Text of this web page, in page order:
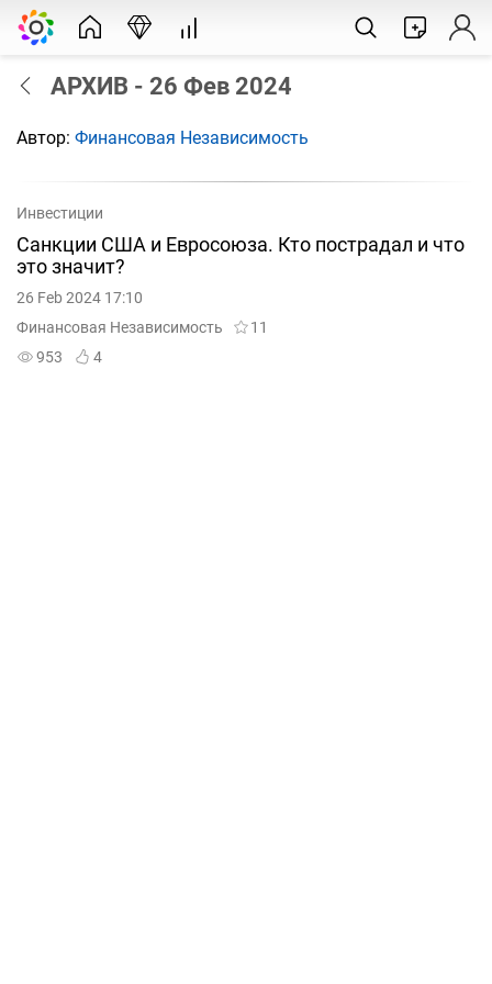
АРХИВ - 26 Фев 2024
Автор: Финансовая Независимость
Инвестиции
Санкции США и Евросоюза. Кто пострадал и что
это значит?
26 Feb 2024 17:10
Финансовая Независимость
11
953
4